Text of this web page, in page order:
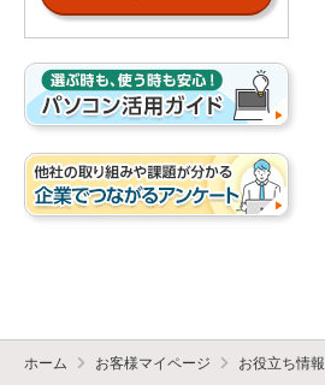
ホーム お客様マイページ お役立ち情報